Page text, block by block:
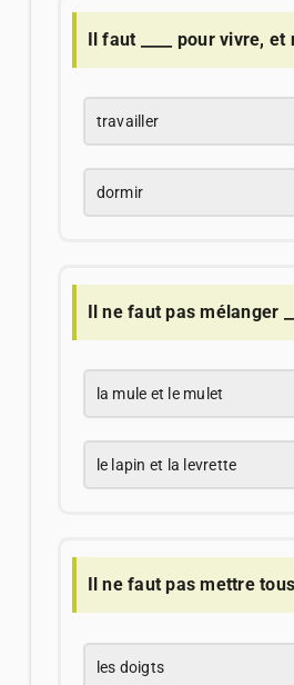
Il faut ____ pour vivre, et
travailler
dormir
Il ne faut pas mélanger
la mule et le mulet
le lapin et la levrette
Il ne faut pas mettre
les doigts